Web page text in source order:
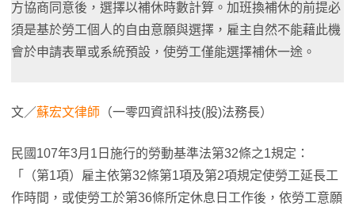
方協商同意後，選擇以補休時數計算。加班換補休的前提必
須是基於勞工個人的自由意願與選擇，雇主自然不能藉此機
會於申請表單或系統預設，使勞工僅能選擇補休一途。
文／蘇宏文律師 （一零四資訊科技(股)法務長）
民國107年3月1日施行的勞動基準法第32條之1規定：
「（第1項）雇主依第32條第1項及第2項規定使勞工延長工
作時間，或使勞工於第36條所定休息日工作後，依勞工意願